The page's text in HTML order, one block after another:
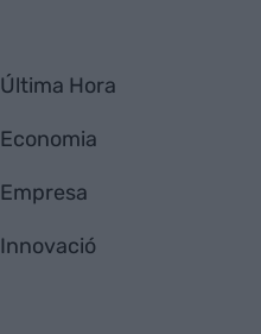
Última Hora
Economia
Empresa
Innovació